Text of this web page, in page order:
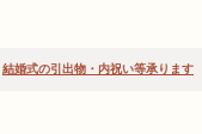
結婚式の引出物・内祝い等承ります